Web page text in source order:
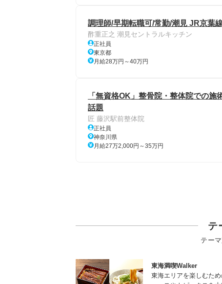
調理師/早期転職可/常勤/潮見 JR京葉
酢重正之 潮見セントラルキッチン
正社員
東京都
月給28万円～40万円
「無資格OK」整骨院・整体院での
話題
匠 藤沢駅前整体院
正社員
神奈川県
月給27万2,000円～35万円
テ
テー
東海満喫Walker
東海エリアを楽しむため